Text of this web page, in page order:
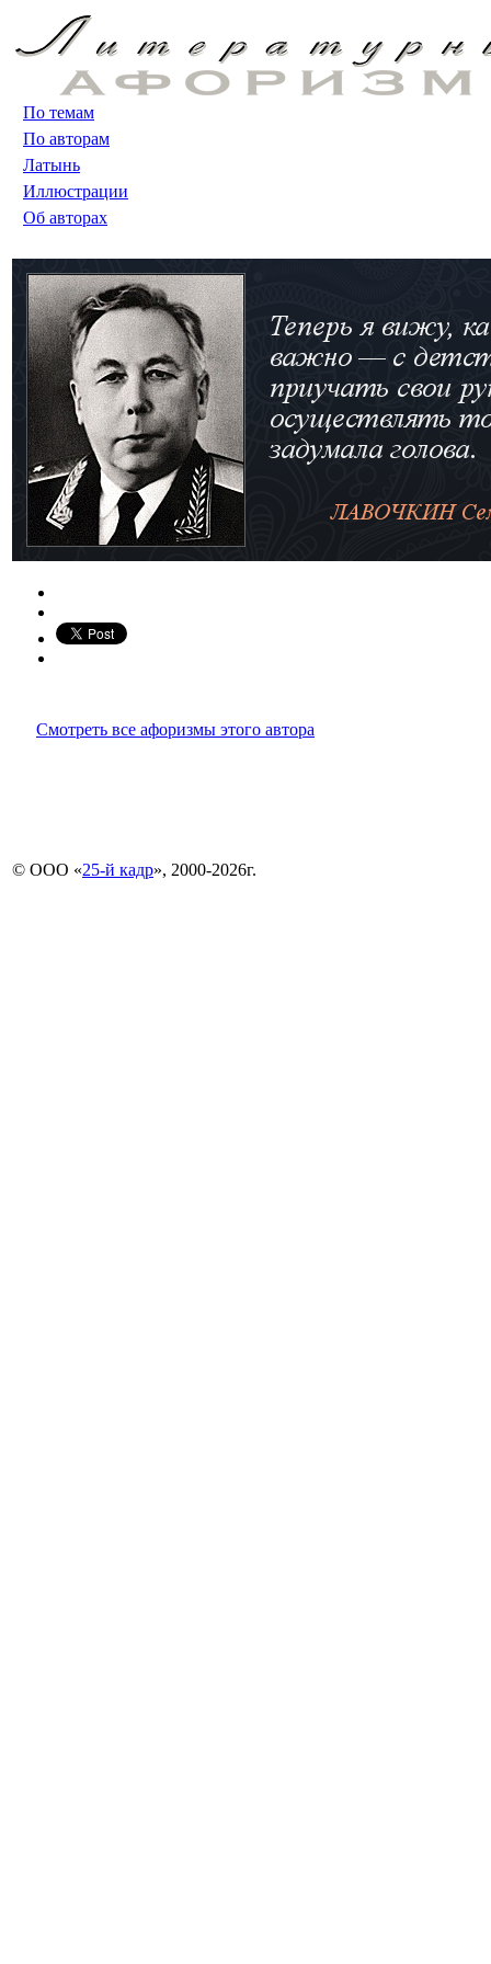
По темам
По авторам
Латынь
Иллюстрации
Об авторах
Смотреть все афоризмы этого автора
© ООО «25-й кадр», 2000-2026г.